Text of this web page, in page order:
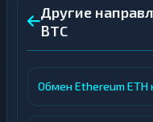
Другие
BTC
Обмен Ethereum ETH